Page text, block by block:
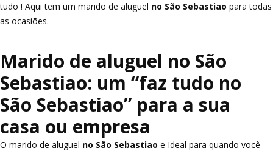
tudo ! Aqui tem um marido de aluguel no São Sebastiao para todas
as ocasiões.
Marido de aluguel no São
Sebastiao: um “faz tudo no
São Sebastiao” para a sua
casa ou empresa
O marido de aluguel no São Sebastiao e Ideal para quando você